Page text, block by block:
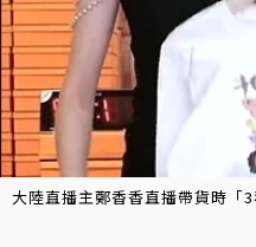
大陸直播主鄭香香直播帶貨時「